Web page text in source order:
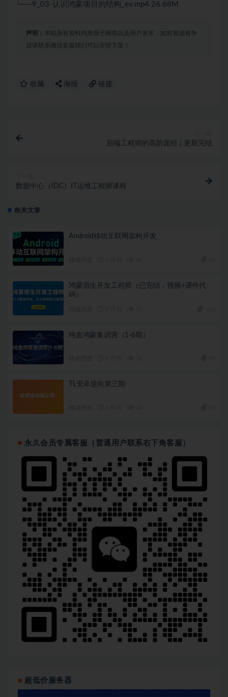
└──9_03-认识鸿蒙项目的结构_ev.mp4 26.68M
声明： 本站所有资料均来源于网络以及用户发布，如对资源有争
议请联系微信客服我们可以安排下架！
收藏 海报 链接
后端工程师的高阶面经 | 更新完结
数据中心（IDC）IT运维工程师课程
相关文章
Android移动互联网架构开发
鸿蒙原生开发工程师（已完结，视频+课件代
码）
纯血鸿蒙集训营（1-6期）
TL安卓逆向第三期
永久会员专属客服（普通用户联系右下角客服）
超低价服务器